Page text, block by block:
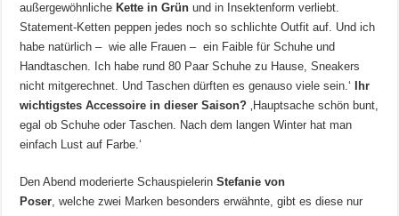
außergewöhnliche Kette in Grün und in Insektenform verliebt.
Statement-Ketten peppen jedes noch so schlichte Outfit auf. Und ich
habe natürlich – wie alle Frauen – ein Faible für Schuhe und
Handtaschen. Ich habe rund 80 Paar Schuhe zu Hause, Sneakers
nicht mitgerechnet. Und Taschen dürften es genauso viele sein.‘
Ihr
wichtigstes Accessoire in dieser Saison? ‚Hauptsache schön bunt,
egal ob Schuhe oder Taschen. Nach dem langen Winter hat man
einfach Lust auf Farbe.‘
Den Abend moderierte SchauspielerinStefanie von
Poser, welche zwei Marken besonders erwähnte, gibt es diese nur